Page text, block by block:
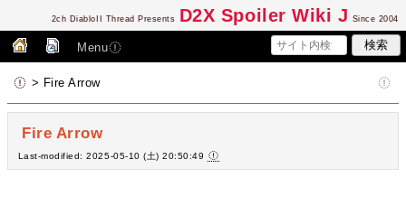
2ch DiabloII Thread Presents D2X Spoiler Wiki J Since 2004
Menu
> Fire Arrow
Fire Arrow
Last-modified: 2025-05-10 (土) 20:50:49